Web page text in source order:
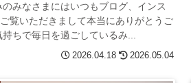
みなさまにはいつもブログ、インス
覧いただきまして本当にありがとうご
ちで毎日を過ごしているみ...
2026.04.18 2026.05.04